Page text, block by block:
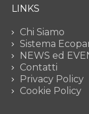
LINKS
Chi Siamo
Sistema
NEWS ed
Contatti
Privacy Policy
Cookie Policy